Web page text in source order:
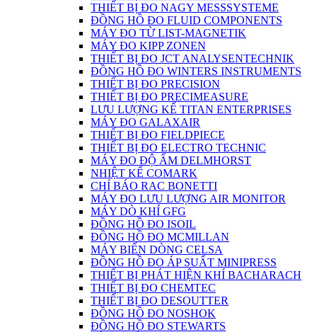
THIẾT BỊ ĐO NAGY MESSSYSTEME
ĐỒNG HỒ ĐO FLUID COMPONENTS
MÁY ĐO TỪ LIST-MAGNETIK
MÁY ĐO KIPP ZONEN
THIẾT BỊ ĐO JCT ANALYSENTECHNIK
ĐỒNG HỒ ĐO WINTERS INSTRUMENTS
THIẾT BỊ ĐO PRECISION
THIẾT BỊ ĐO PRECIMEASURE
LƯU LƯỢNG KẾ TITAN ENTERPRISES
MÁY ĐO GALAXAIR
THIẾT BỊ ĐO FIELDPIECE
THIẾT BỊ ĐO ELECTRO TECHNIC
MÁY ĐO ĐỘ ẨM DELMHORST
NHIỆT KẾ COMARK
CHỈ BÁO RAC BONETTI
MÁY ĐO LƯU LƯỢNG AIR MONITOR
MÁY DÒ KHÍ GFG
ĐỒNG HỒ ĐO ISOIL
ĐỒNG HỒ ĐO MCMILLAN
MÁY BIẾN DÒNG CELSA
ĐỒNG HỒ ĐO ÁP SUẤT MINIPRESS
THIẾT BỊ PHÁT HIỆN KHÍ BACHARACH
THIẾT BỊ ĐO CHEMTEC
THIẾT BỊ ĐO DESOUTTER
ĐỒNG HỒ ĐO NOSHOK
ĐỒNG HỒ ĐO STEWARTS